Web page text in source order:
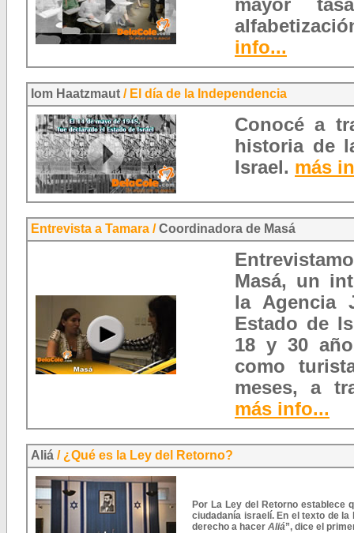
mayor
info...
Iom Haatzmaut / El día de la Independencia
Conocé a
historia de
Israel. más
Entrevista a Tamara /Coordinadora de Masá
Masá, un
la Agencia
Estado de
18 y 30
como
meses, a
más info...
Aliá / ¿Qué es la Ley del Retorno?
Por La Ley del Retorno establece
ciudadanía israelí. En el texto de
derecho a hacer Aliá”, dice el